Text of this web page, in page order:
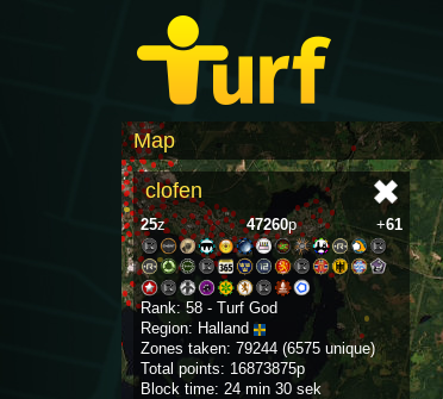
Map
clofen
25z 47260p +61
Rank: 58 - Turf God
Region: Halland
Zones taken: 79244 (6575 unique)
Total points: 16873875p
Block time: 24 min 30 sek